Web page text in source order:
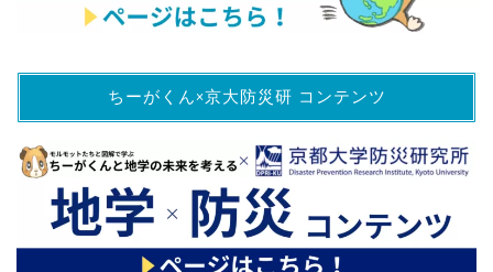
ちーがくん×京大防災研 コンテンツ